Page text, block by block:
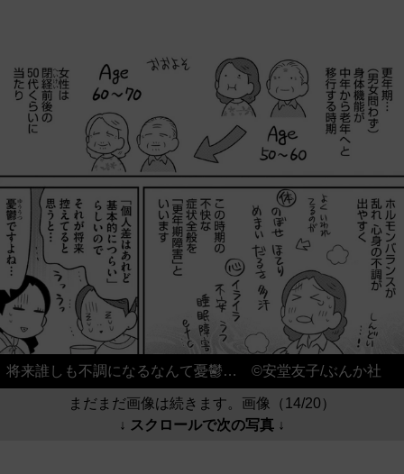
将来誰しも不調になるなんて憂鬱… ©安堂友子/ぶんか社
まだまだ画像は続きます。画像（14/20）
↓ スクロールで次の写真 ↓